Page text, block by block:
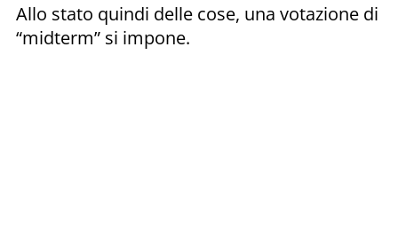
Allo stato quindi delle cose, una votazione di
“midterm” si impone.